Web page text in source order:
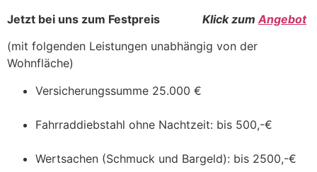
Jetzt bei uns zum Festpreis Klick zum Angebot
(mit folgenden Leistungen unabhängig von der
Wohnfläche)
Versicherungssumme 25.000 €
Fahrraddiebstahl ohne Nachtzeit: bis 500,-€
Wertsachen (Schmuck und Bargeld): bis 2500,-€